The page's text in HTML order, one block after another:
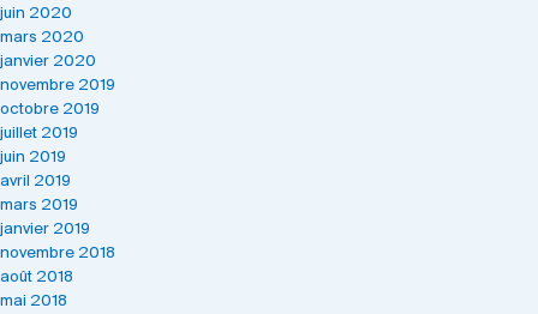
juin 2020
mars 2020
janvier 2020
novembre 2019
octobre 2019
juillet 2019
juin 2019
avril 2019
mars 2019
janvier 2019
novembre 2018
août 2018
mai 2018